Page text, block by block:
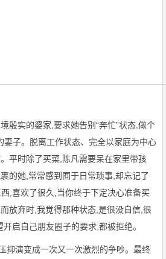
殷实的婆家,要求她告别“奔忙”状态,做个
妻子。脱离工作状态、完全以家庭为中心
平时除了买菜,陈凡需要呆在家里带孩
的她,常常感到囿于日常琐事,却忘记了
,喜欢了很久,当你终于下定决心准备买
放弃时,我觉得那种状态,是很没自信,很
启自己朋友圈子的要求,都被拒绝。
抑演变成一次又一次激烈的争吵。最终